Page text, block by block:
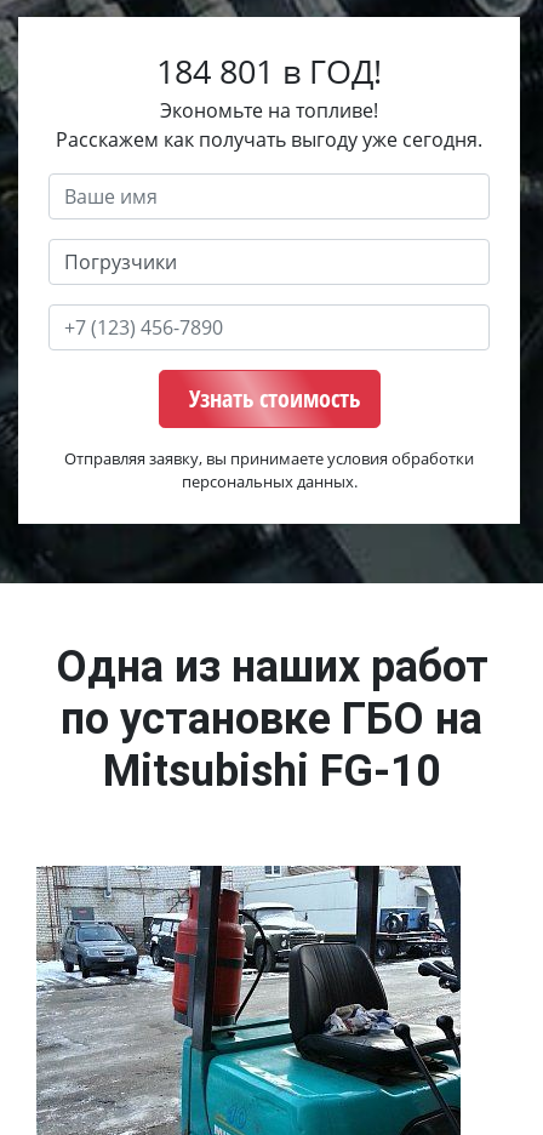
184 801 в ГОД!
Экономьте на топливе!
Расскажем как получать выгоду уже сегодня.
Узнать стоимость
Отправляя заявку, вы принимаете условия обработки
персональных данных.
Одна из наших работ
по установке ГБО на
Mitsubishi FG-10